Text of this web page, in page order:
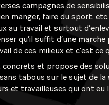
campagnes de
manger, faire du sport,
au travail et surtout
qu’il suffit d’une
de ces milieux et c’est
concrets et propose des
tabous sur le sujet de
et travailleuses qui ont